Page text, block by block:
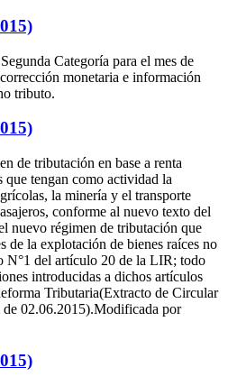
Categoría para el mes de
monetaria e información
tributo.
de tributación en base a renta
que tengan como actividad la
la minería y el transporte
conforme al nuevo texto del
nuevo régimen de tributación que
de la explotación de bienes raíces no
N°1 del artículo 20 de la LIR; todo
introducidas a dichos artículos
Tributaria(Extracto de Circular
02.06.2015).Modificada por